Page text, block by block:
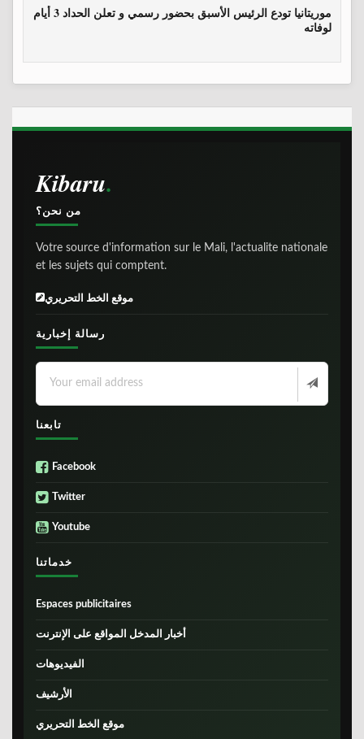
موريتانيا تودع الرئيس الأسبق بحضور رسمي و تعلن الحداد 3 أيام
لوفاته
Kibaru
من نحن؟
Votre source d'information sur le Mali, l'actualite nationale
et les sujets qui comptent.
موقع الخط التحريري
رسالة إخبارية
تابعنا
Facebook
Twitter
Youtube
خدماتنا
Espaces publicitaires
أخبار المدخل المواقع على الإنترنت
الفيديوهات
الأرشيف
موقع الخط التحريري